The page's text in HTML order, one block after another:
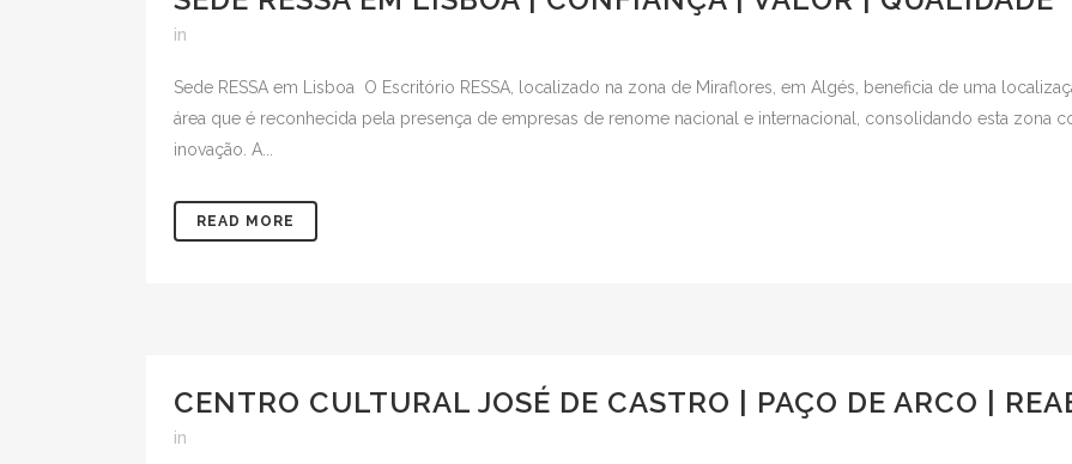
in
Sede RESSA em Lisboa O Escritório RESSA, localizado na zona de Miraflores, em Algés, beneficia de uma
área que é reconhecida pela presença de empresas de renome nacional e internacional, consolidando esta zona
inovação. A...
READ MORE
CENTRO CULTURAL JOSÉ DE CASTRO | PAÇO DE ARCO |
in